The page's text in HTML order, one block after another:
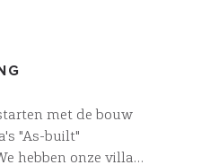
met de bouw
"As-built"
hebben onze villa